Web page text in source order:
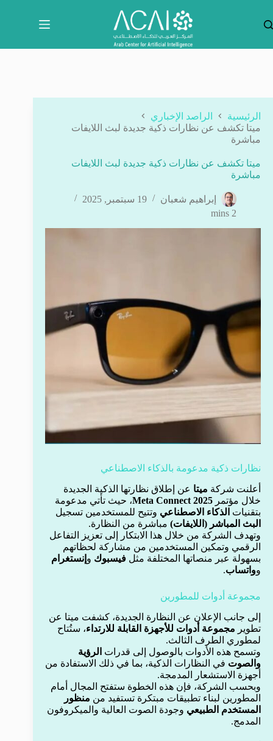
المحتوى
الرئيسية
الراصد الإخباري
ميتا تكشف عن نظارات ذكية جديدة لبث اللايفات
مباشرة
ميتا تكشف عن نظارات ذكية جديدة لبث اللايفات
مباشرة
إبراهيم شعبان
19 سبتمبر, 2025
2 mins
نظارات ذكية مدعومة بالذكاء الاصطناعي
أعلنت شركة ميتا عن إطلاق نظارتها الذكية الجديدة
خلال مؤتمر Meta Connect 2025، حيث تأتي مدعومة
بتقنيات الذكاء الاصطناعي وتتيح للمستخدمين تسجيل
البث المباشر (اللايفات) مباشرة من النظارة.
وتهدف الشركة من خلال هذا الابتكار إلى تعزيز التفاعل
الرقمي وتمكين المستخدمين من مشاركة لحظاتهم
بسهولة عبر منصاتها المختلفة مثل فيسبوك و إنستغرام
وواتساب.
مجموعة أدوات للمطورين
إلى جانب الإعلان عن النظارة الجديدة، كشفت ميتا عن
تطوير مجموعة أدوات للأجهزة القابلة للارتداء، ستُتاح
لمطوري الطرف الثالث.
وتسمح هذه الأدوات بالوصول إلى قدرات الرؤية
والصوت في النظارات الذكية، بما في ذلك الاستفادة من
أجهزة الاستشعار المدمجة.
وبحسب الشركة، فإن هذه الخطوة ستفتح المجال أمام
المطورين لبناء تطبيقات مبتكرة تستفيد من منظور
المستخدم الطبيعي وجودة الصوت العالية والميكروفون
المدمج.